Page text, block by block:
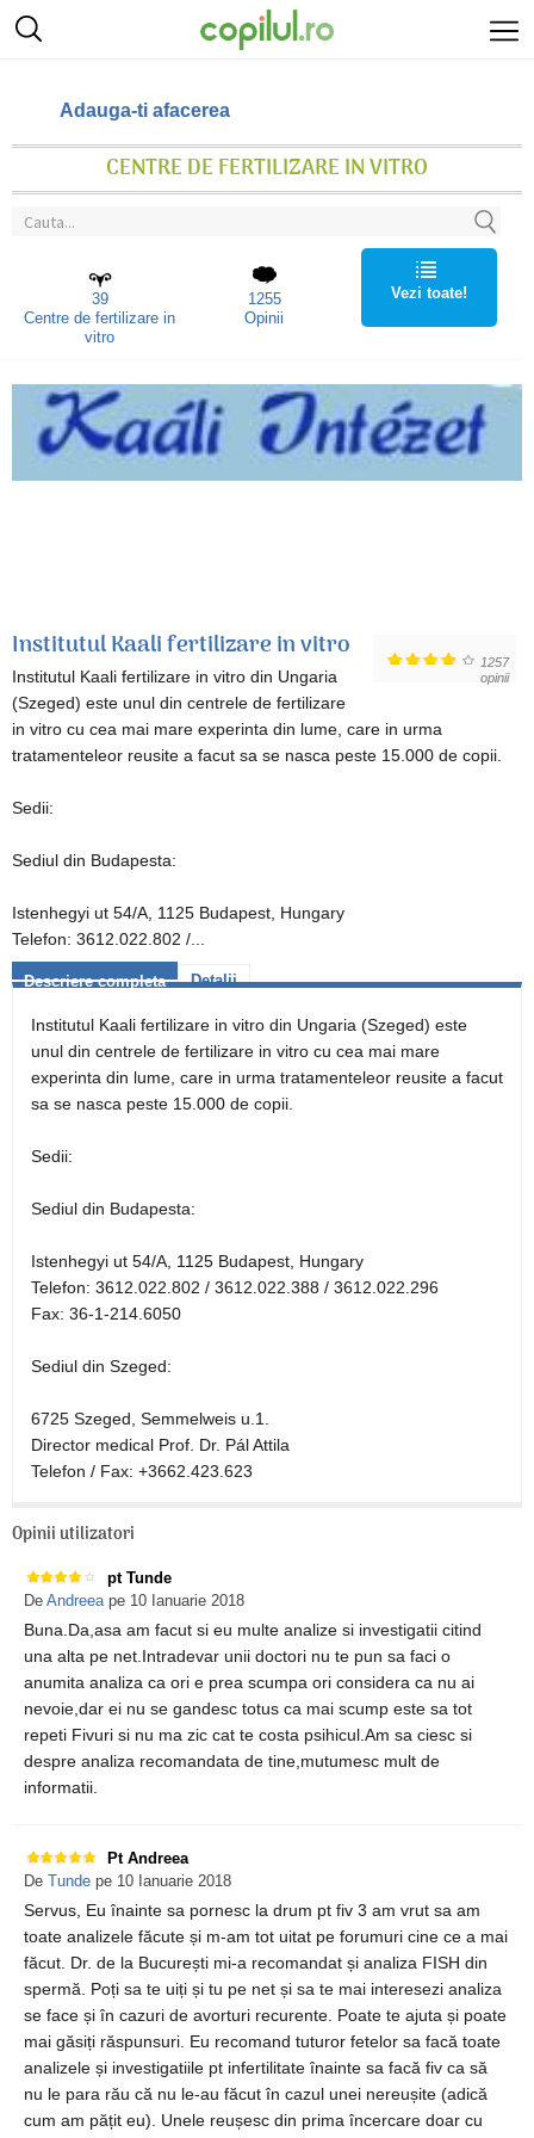
Adauga-ti afacerea
CENTRE DE FERTILIZARE IN VITRO
39
Centre de fertilizare in
vitro
1255
Opinii
Vezi toate!
1257
opinii
Institutul Kaali fertilizare in vitro
Institutul Kaali fertilizare in vitro din Ungaria
(Szeged) este unul din centrele de fertilizare
in vitro cu cea mai mare experinta din lume, care in urma
tratamenteleor reusite a facut sa se nasca peste 15.000 de copii.
Sedii:
Sediul din Budapesta:
Istenhegyi ut 54/A, 1125 Budapest, Hungary
Telefon: 3612.022.802 /...
Descriere completa Detalii
Institutul Kaali fertilizare in vitro din Ungaria (Szeged) este
unul din centrele de fertilizare in vitro cu cea mai mare
experinta din lume, care in urma tratamenteleor reusite a facut
sa se nasca peste 15.000 de copii.
Sedii:
Sediul din Budapesta:
Istenhegyi ut 54/A, 1125 Budapest, Hungary
Telefon: 3612.022.802 / 3612.022.388 / 3612.022.296
Fax: 36-1-214.6050
Sediul din Szeged:
6725 Szeged, Semmelweis u.1.
Director medical Prof. Dr. Pál Attila
Telefon / Fax: +3662.423.623
Opinii utilizatori
pt Tunde
De Andreeape 10 Ianuarie 2018
Buna.Da,asa am facut si eu multe analize si investigatii citind
una alta pe net.Intradevar unii doctori nu te pun sa faci o
anumita analiza ca ori e prea scumpa ori considera ca nu ai
nevoie,dar ei nu se gandesc totus ca mai scump este sa tot
repeti Fivuri si nu ma zic cat te costa psihicul.Am sa ciesc si
despre analiza recomandata de tine,mutumesc mult de
informatii.
Pt Andreea
De Tunde pe 10 Ianuarie 2018
Servus, Eu înainte sa pornesc la drum pt fiv 3 am vrut sa am
toate analizele făcute și m-am tot uitat pe forumuri cine ce a mai
făcut. Dr. de la București mi-a recomandat și analiza FISH din
spermă. Poți sa te uiți și tu pe net și sa te mai interesezi analiza
se face și în cazuri de avorturi recurente. Poate te ajuta și poate
mai găsiți răspunsuri. Eu recomand tuturor fetelor sa facă toate
analizele și investigatiile pt infertilitate înainte sa facă fiv ca să
nu le para rău că nu le-au făcut în cazul unei nereușite (adică
cum am pățit eu). Unele reușesc din prima încercare doar cu